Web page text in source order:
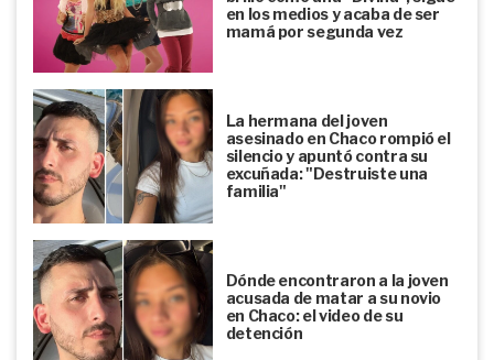
en los medios y acaba de ser
mamá por segunda vez
La hermana del joven
asesinado en Chaco rompió el
silencio y apuntó contra su
excuñada: "Destruiste una
familia"
Dónde encontraron a la joven
acusada de matar a su novio
en Chaco: el video de su
detención